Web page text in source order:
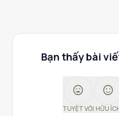
Bạn thấy bài
sentiment_very_satisfied
TUYỆT VỜI
sentiment_satisfied
HỮU